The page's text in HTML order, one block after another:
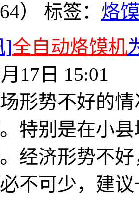
） 标签： 烙
]全自动烙馍机
17日 15:01
形势不好的
特别是在小
经济形势不
不可少，建